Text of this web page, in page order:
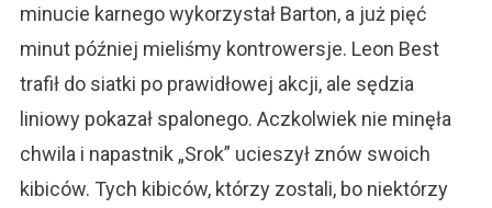
minucie karnego wykorzystał Barton, a już pięć
minut później mieliśmy kontrowersje. Leon Best
trafił do siatki po prawidłowej akcji, ale sędzia
liniowy pokazał spalonego. Aczkolwiek nie minęła
chwila i napastnik „Srok” ucieszył znów swoich
kibiców. Tych kibiców, którzy zostali, bo niektórzy